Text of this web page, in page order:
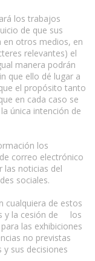
los trabajos
de que sus
en otros medios, en
relevantes) el
manera podrán
que ello dé lugar a
el propósito tanto
en cada caso se
única intención de
los
correo electrónico
las noticias del
sociales.
cualquiera de estos
y la cesión de los
las exhibiciones
no previstas
sus decisiones